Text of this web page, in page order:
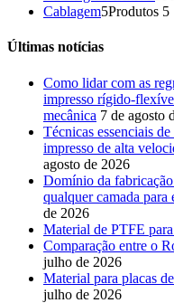
Cablagem5Produtos 5
Últimas notícias
Como lidar com as
impresso rígido-
mecânica 7 de agosto
Técnicas essenciais
impresso de alta
agosto de 2026
Domínio da
qualquer camada para
de 2026
Material de PTFE
Comparação entre o
julho de 2026
Material para placas
julho de 2026